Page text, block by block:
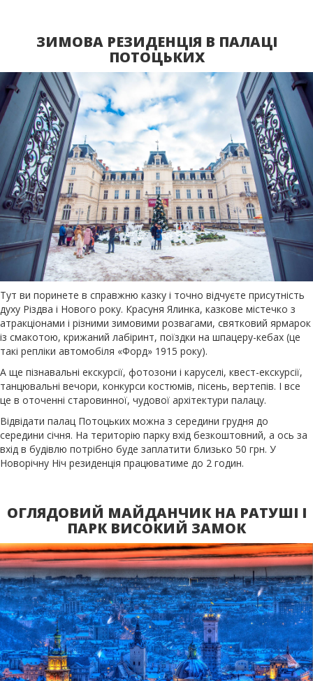
ЗИМОВА РЕЗИДЕНЦІЯ В ПАЛАЦІ
ПОТОЦЬКИХ
Тут ви поринете в справжню казку і точно відчуєте присутність
духу Різдва і Нового року. Красуня Ялинка, казкове містечко з
атракціонами і різними зимовими розвагами, святковий ярмарок
із смакотою, крижаний лабіринт, поїздки на шпацеру-кебах (це
такі репліки автомобіля «Форд» 1915 року).
А ще пізнавальні екскурсії, фотозони і каруселі, квест-екскурсії,
танцювальні вечори, конкурси костюмів, пісень, вертепів. І все
це в оточенні старовинної, чудової архітектури палацу.
Відвідати палац Потоцьких можна з середини грудня до
середини січня. На територію парку вхід безкоштовний, а ось за
вхід в будівлю потрібно буде заплатити близько 50 грн. У
Новорічну Ніч резиденція працюватиме до 2 годин.
ОГЛЯДОВИЙ МАЙДАНЧИК НА РАТУШІ І
ПАРК ВИСОКИЙ ЗАМОК